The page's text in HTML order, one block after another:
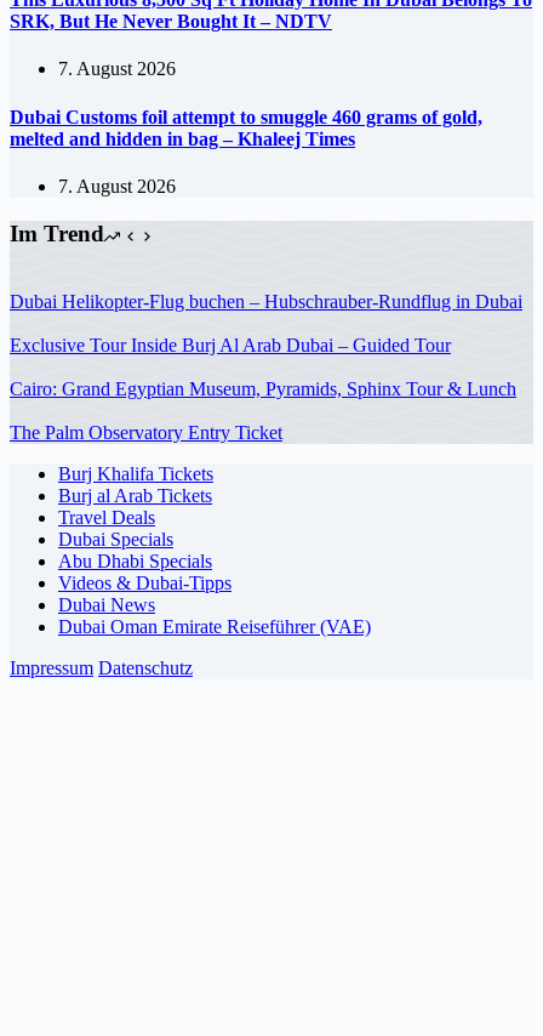
SRK, But He Never Bought It – NDTV
7. August 2026
Dubai Customs foil attempt to smuggle 460 grams of gold,
melted and hidden in bag – Khaleej Times
7. August 2026
Im Trend
Dubai Helikopter-Flug buchen – Hubschrauber-Rundflug in Dubai
Exclusive Tour Inside Burj Al Arab Dubai – Guided Tour
Cairo: Grand Egyptian Museum, Pyramids, Sphinx Tour & Lunch
The Palm Observatory Entry Ticket
Burj Khalifa Tickets
Burj al Arab Tickets
Travel Deals
Dubai Specials
Abu Dhabi Specials
Videos & Dubai-Tipps
Dubai News
Dubai Oman Emirate Reiseführer (VAE)
Impressum Datenschutz